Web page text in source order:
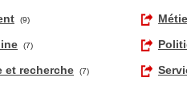
(9)
(7)
et recherche (7)